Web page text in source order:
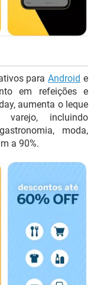
paraAndroid e
em refeições e
aumenta o leque
varejo, incluindo
moda,
a 90%.